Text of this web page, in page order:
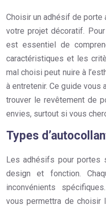
Choisir un adhésif de
votre projet décoratif.
est essentiel de
caractéristiques et les
mal choisi peut nuire à
à entretenir. Ce guide vous
trouver le revêtement de
envies, surtout si vous
Types
Les adhésifs pour portes
design et fonction.
inconvénients
vous permettra de choisir